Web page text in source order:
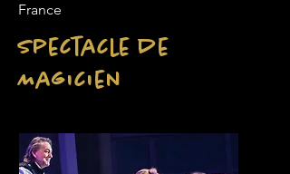
France
Spectacle de
Magicien